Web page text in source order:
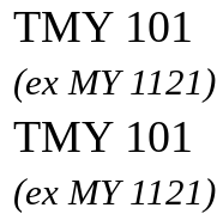
TMY 101
(ex MY 1121)
TMY 101
(ex MY 1121)